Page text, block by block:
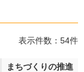
表示件数：54件
まちづくりの推進